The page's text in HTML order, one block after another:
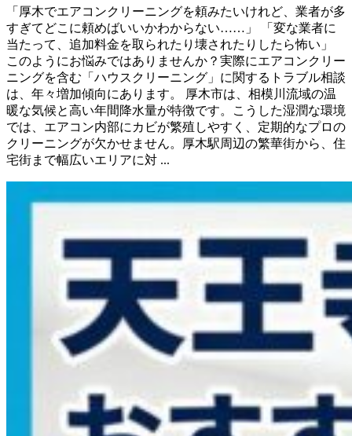
「厚木でエアコンクリーニングを頼みたいけれど、業者が多
すぎてどこに頼めばいいかわからない……」 「変な業者に
当たって、追加料金を取られたり壊されたりしたら怖い」
このようにお悩みではありませんか？実際にエアコンクリー
ニングを含む「ハウスクリーニング」に関するトラブル相談
は、年々増加傾向にあります。 厚木市は、相模川流域の温
暖な気候と高い年間降水量が特徴です。こうした湿潤な環境
では、エアコン内部にカビが繁殖しやすく、定期的なプロの
クリーニングが欠かせません。厚木駅周辺の繁華街から、住
宅街まで幅広いエリアに対 ...